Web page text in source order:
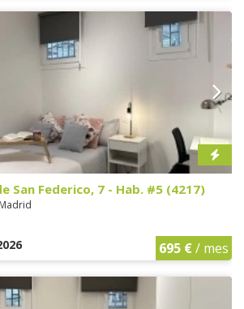
San Federico, 7 - Hab. #5 (4217)
695 €/ mes